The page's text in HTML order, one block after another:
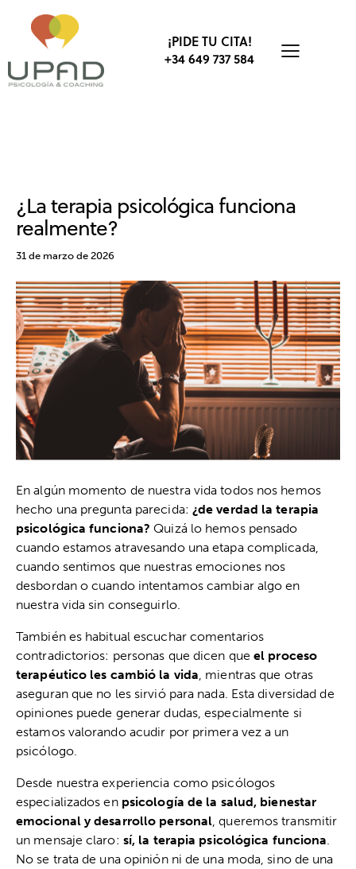
¡PIDE TU CITA!
+34 649 737 584
¿La terapia psicológica funciona
realmente?
31 de marzo de 2026
En algún momento de nuestra vida todos nos hemos
hecho una pregunta parecida: ¿de verdad la terapia
psicológica funciona? Quizá lo hemos pensado
cuando estamos atravesando una etapa complicada,
cuando sentimos que nuestras emociones nos
desbordan o cuando intentamos cambiar algo en
nuestra vida sin conseguirlo.
También es habitual escuchar comentarios
contradictorios: personas que dicen queel proceso
terapéutico les cambió la vida , mientras que otras
aseguran que no les sirvió para nada. Esta diversidad de
opiniones puede generar dudas, especialmente si
estamos valorando acudir por primera vez a un
psicólogo.
Desde nuestra experiencia como psicólogos
especializados en psicología de la salud, bienestar
emocional y desarrollo personal , queremos transmitir
un mensaje claro: sí, la terapia psicológica funciona
No se trata de una opinión ni de una moda, sino de una